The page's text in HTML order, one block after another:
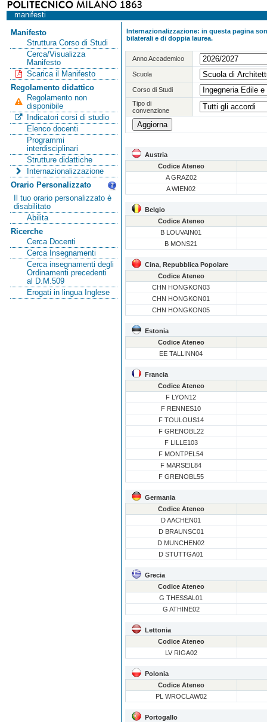
manifesti
Manifesto
Struttura Corso di Studi
Cerca/Visualizza
Manifesto
Scarica il Manifesto
Regolamento didattico
Regolamento non
disponibile
Indicatori corsi di studio
Elenco docenti
Programmi
interdisciplinari
Strutture didattiche
Internazionalizzazione
Orario Personalizzato
Il tuo orario personalizzato è
disabilitato
Abilita
Ricerche
Cerca Docenti
Cerca Insegnamenti
Cerca insegnamenti degli
Ordinamenti precedenti
al D.M.509
Erogati in lingua Inglese
Internazionalizzazione: in questa pagina
bilaterali e di doppia laurea.
Anno Accademico
Scuola
Corso di Studi
Tipo di
convenzione
Austria
Codice Ateneo
A GRAZ02
A WIEN02
Belgio
Codice Ateneo
B LOUVAIN01
B MONS21
Cina, Repubblica Popolare
Codice Ateneo
CHN HONGKON03
CHN HONGKON01
CHN HONGKON05
Estonia
Codice Ateneo
EE TALLINN04
Francia
Codice Ateneo
F LYON12
F RENNES10
F TOULOUS14
F GRENOBL22
F LILLE103
F MONTPEL54
F MARSEIL84
F GRENOBL55
Germania
Codice Ateneo
D AACHEN01
D BRAUNSC01
D MUNCHEN02
D STUTTGA01
Grecia
Codice Ateneo
G THESSAL01
G ATHINE02
Lettonia
Codice Ateneo
LV RIGA02
Polonia
Codice Ateneo
PL WROCLAW02
Portogallo